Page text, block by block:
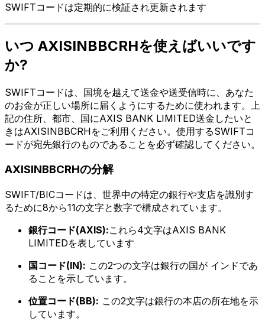
SWIFTコードは定期的に検証され更新されます
いつ AXISINBBCRHを使えばいいです
か?
SWIFTコードは、国境を越えて送金や送受信時に、あなた
のお金が正しい場所に届くようにするために使われます。上
記の住所、都市、国にAXIS BANK LIMITED送金したいと
きはAXISINBBCRHをご利用ください。使用するSWIFTコ
ードが宛先銀行のものであることを必ず確認してください。
AXISINBBCRHの分解
SWIFT/BICコードは、世界中の特定の銀行や支店を識別す
るために8から11の文字と数字で構成されています。
銀行コード(AXIS):これら4文字はAXIS BANK
LIMITEDを表しています
国コード(IN): この2つの文字は銀行の国が インドであ
ることを示しています。
位置コード(BB): この2文字は銀行の本店の所在地を示
しています。